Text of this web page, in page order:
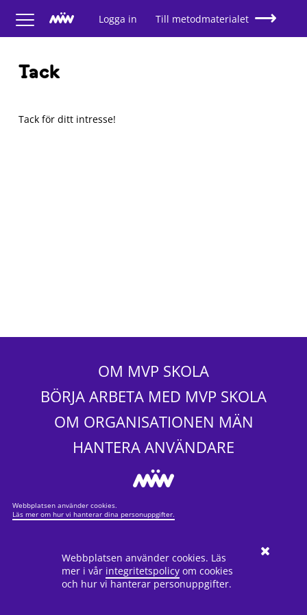
Logga in Till metodmaterialet
Tack
Tack för ditt intresse!
Webbplatsen använder cookies. Läs
mer i vår integritetspolicy om cookies
och hur vi hanterar personuppgifter.
OM MVP SKOLA
BÖRJA ARBETA MED MVP SKOLA
OM ORGANISATIONEN MÄN
HANTERA ANVÄNDARE
Webbplatsen använder cookies.
Läs mer om hur vi hanterar dina personuppgifter.